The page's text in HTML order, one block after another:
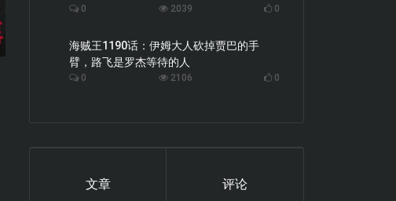
0 2039 0
海贼王1190话：伊姆大人砍掉贾巴的手
臂，路飞是罗杰等待的人
0 2106 0
文章
评论